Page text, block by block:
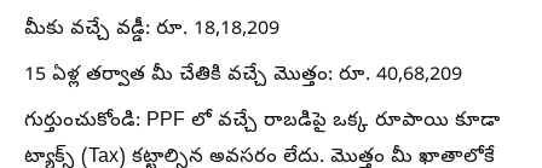
మీకు వచ్చే వడ్డీ: రూ. 18,18,209
15 ఏళ్ల తర్వాత మీ చేతికి వచ్చే మొత్తం: రూ. 40,68,209
గుర్తుంచుకోండి: PPF లో వచ్చే రాబడిపై ఒక్క రూపాయి కూడా
ట్యాక్స్ (Tax) కట్టాల్సిన అవసరం లేదు. మొత్తం మీ ఖాతాలోకే